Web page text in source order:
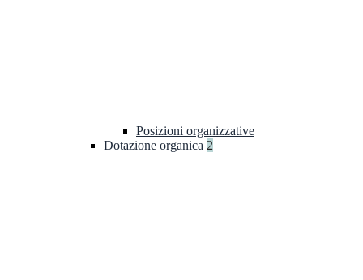
Posizioni organizzative
Dotazione organica 2